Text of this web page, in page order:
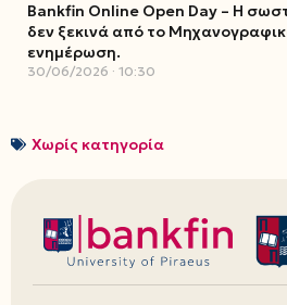
Bankfin Online Open Day – Η
δεν ξεκινά από το
ενημέρωση.
30/06/2026 10:30
Χωρίς κατηγορία